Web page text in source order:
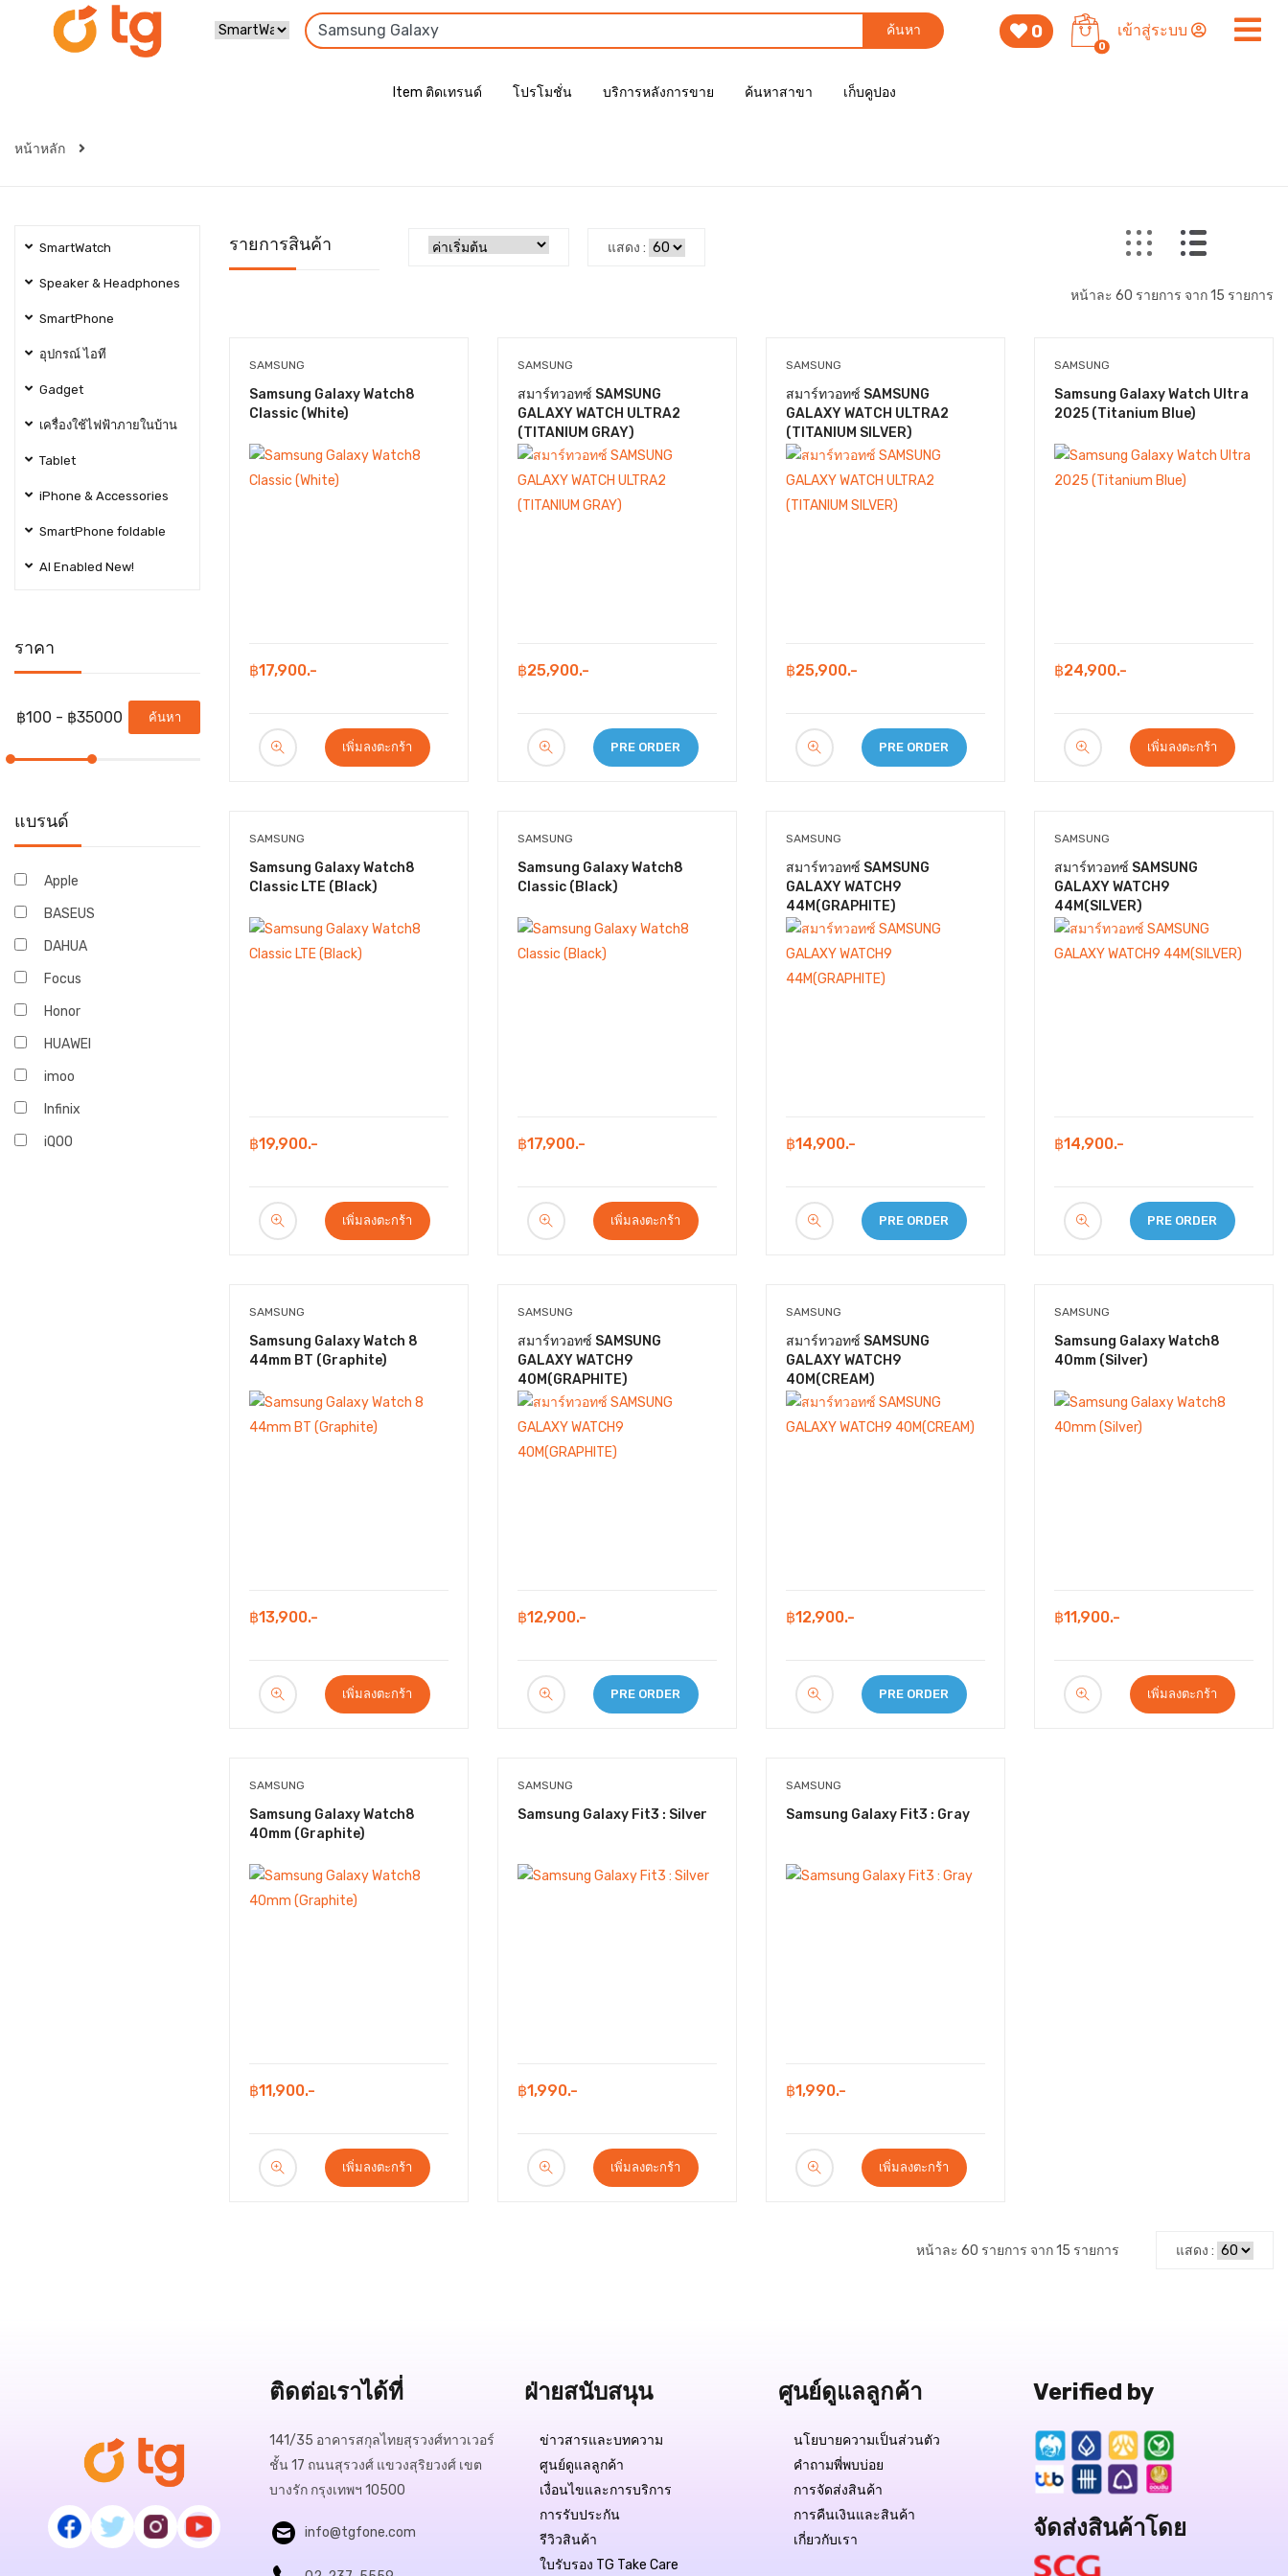
ค้นหา 0
0
เข้าสู่ระบบ
Item ติดเทรนด์ โปรโมชั่น บริการหลังการขาย ค้นหาสาขา เก็บคูปอง
หน้าหลัก
SmartWatch
Speaker & Headphones
SmartPhone
อุปกรณ์ ไอที
Gadget
เครื่องใช้ไฟฟ้าภายในบ้าน
Tablet
iPhone & Accessories
SmartPhone foldable
AI Enabled New!
ราคา
ค้นหา
แบรนด์
Apple
BASEUS
DAHUA
Focus
Honor
HUAWEI
imoo
Infinix
iQOO
รายการสินค้า แสดง :
หน้าละ 60 รายการ จาก 15 รายการ
SAMSUNG
Samsung Galaxy Watch8
Classic (White)
฿17,900.-
เพิ่มลงตะกร้า
SAMSUNG
สมาร์ทวอทซ์ SAMSUNG
GALAXY WATCH ULTRA2
(TITANIUM GRAY)
฿25,900.-
PRE ORDER
SAMSUNG
สมาร์ทวอทซ์ SAMSUNG
GALAXY WATCH ULTRA2
(TITANIUM SILVER)
฿25,900.-
PRE ORDER
SAMSUNG
Samsung Galaxy Watch Ultra
2025 (Titanium Blue)
฿24,900.-
เพิ่มลงตะกร้า
SAMSUNG
Samsung Galaxy Watch8
Classic LTE (Black)
฿19,900.-
เพิ่มลงตะกร้า
SAMSUNG
Samsung Galaxy Watch8
Classic (Black)
฿17,900.-
เพิ่มลงตะกร้า
SAMSUNG
สมาร์ทวอทซ์ SAMSUNG
GALAXY WATCH9
44M(GRAPHITE)
฿14,900.-
PRE ORDER
SAMSUNG
สมาร์ทวอทซ์ SAMSUNG
GALAXY WATCH9
44M(SILVER)
฿14,900.-
PRE ORDER
SAMSUNG
Samsung Galaxy Watch 8
44mm BT (Graphite)
฿13,900.-
เพิ่มลงตะกร้า
SAMSUNG
สมาร์ทวอทซ์ SAMSUNG
GALAXY WATCH9
40M(GRAPHITE)
฿12,900.-
PRE ORDER
SAMSUNG
สมาร์ทวอทซ์ SAMSUNG
GALAXY WATCH9
40M(CREAM)
฿12,900.-
PRE ORDER
SAMSUNG
Samsung Galaxy Watch8
40mm (Silver)
฿11,900.-
เพิ่มลงตะกร้า
SAMSUNG
Samsung Galaxy Watch8
40mm (Graphite)
฿11,900.-
เพิ่มลงตะกร้า
SAMSUNG
Samsung Galaxy Fit3 : Silver
฿1,990.-
เพิ่มลงตะกร้า
SAMSUNG
Samsung Galaxy Fit3 : Gray
฿1,990.-
เพิ่มลงตะกร้า
สถานะสินค้า:
QUICK VIEW
หน้าละ 60 รายการ จาก 15 รายการ แสดง :
ติดต่อเราได้ที่
141/35 อาคารสกุลไทยสุรวงศ์ทาวเวอร์
ชั้น 17 ถนนสุรวงศ์ แขวงสุริยวงศ์ เขต
บางรัก กรุงเทพฯ 10500
info@tgfone.com
ฝ่ายสนับสนุน
ข่าวสารและบทความ
ศูนย์ดูแลลูกค้า
เงื่อนไขและการบริการ
การรับประกัน
รีวิวสินค้า
ใบรับรอง TG Take Care
ศูนย์ดูแลลูกค้า
นโยบายความเป็นส่วนตัว
คำถามพี่พบบ่อย
การจัดส่งสินค้า
การคืนเงินและสินค้า
เกี่ยวกับเรา
Verified by
จัดส่งสินค้าโดย